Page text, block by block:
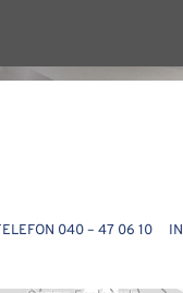
040 – 47 06 10